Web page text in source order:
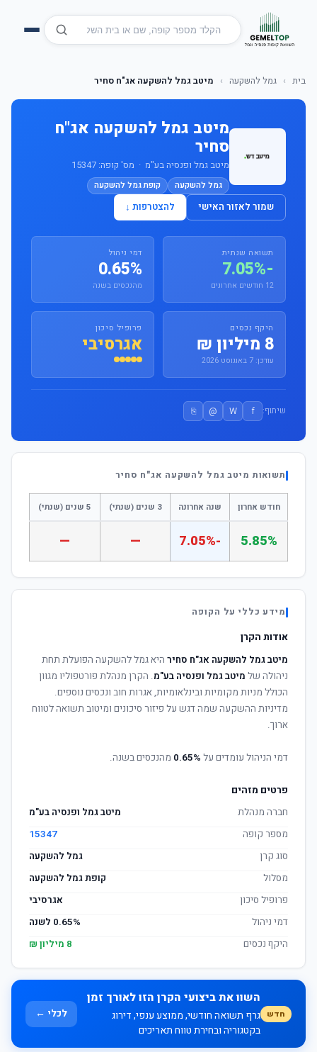
בית › גמל להשקעה › מיטב גמל להשקעה אג"ח סחיר
מיטב גמל להשקעה אג"ח
סחיר
מיטב גמל ופנסיה בע"מ · מס' קופה: 15347
גמל להשקעה קופת גמל להשקעה
שמור לאזור האישי להצטרפות ↓
תשואה שנתית
-7.05%
12 חודשים אחרונים
דמי ניהול
0.65%
מהנכסים בשנה
היקף נכסים
8 מיליון ₪
עודכן: 7 באוגוסט 2026
פרופיל סיכון
אגרסיבי
שיתוף: f
W
@
⎘
תשואות מיטב גמל להשקעה אג"ח סחיר
חודש אחרון שנה אחרונה 3 שנים (שנתי) 5 שנים (שנתי)
5.85%
-7.05%
—
—
מידע כללי על הקופה
אודות הקרן
מיטב גמל להשקעה אג"ח סחיר היא גמל להשקעה הפועלת תחת
ניהולה של מיטב גמל ופנסיה בע"מ. הקרן מנהלת פורטפוליו מגוון
הכולל מניות מקומיות ובינלאומיות, אגרות חוב ונכסים נוספים.
מדיניות ההשקעה שמה דגש על פיזור סיכונים ומיטוב תשואה לטווח
ארוך.
דמי הניהול עומדים על 0.65% מהנכסים בשנה.
פרטים מזהים
חברה מנהלת
מיטב גמל ופנסיה בע"מ
מספר קופה
15347
סוג קרן
גמל להשקעה
מסלול
קופת גמל להשקעה
פרופיל סיכון
אגרסיבי
דמי ניהול
0.65% לשנה
היקף נכסים
8 מיליון ₪
חדש
השוו את ביצועי הקרן הזו לאורך זמן
גרף תשואה חודשי, ממוצע ענפי, דירוג
בקטגוריה ובחירת טווח תאריכים
לכלי ←